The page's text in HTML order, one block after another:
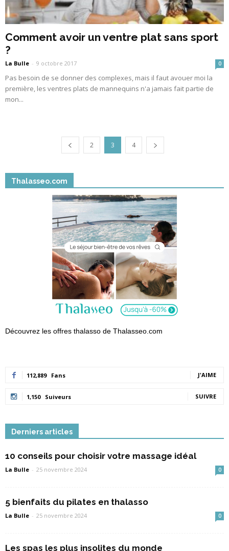
Comment avoir un ventre plat sans sport
?
La Bulle - 9 octobre 2017 0
Pas besoin de se donner des complexes, mais il faut avouer moi la
première, les ventres plats de mannequins n'a jamais fait partie de
mon...
2 3 4
Thalasseo.com
Découvrez les offres thalasso de Thalasseo.com
112,889 Fans J'AIME
1,150 Suiveurs SUIVRE
Derniers articles
10 conseils pour choisir votre massage idéal
La Bulle - 25 novembre 2024 0
5 bienfaits du pilates en thalasso
La Bulle - 25 novembre 2024 0
Les spas les plus insolites du monde